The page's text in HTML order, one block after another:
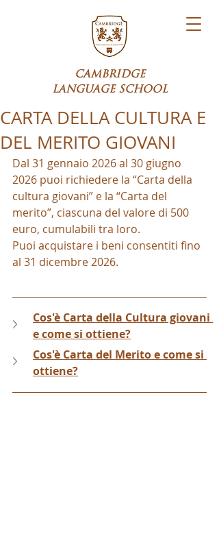
CAMBRIDGE
LANGUAGE SCHOOL
CARTA DELLA CULTURA E
DEL MERITO GIOVANI
Dal 31 gennaio 2026 al 30 giugno
2026 puoi richiedere la “Carta della
cultura giovani” e la “Carta del
merito”, ciascuna del valore di 500
euro, cumulabili tra loro.
Puoi acquistare i beni consentiti fino
al 31 dicembre 2026.
Cos'è Carta della Cultura giovani
e come si ottiene?
Cos'è Carta del Merito e come si
ottiene?